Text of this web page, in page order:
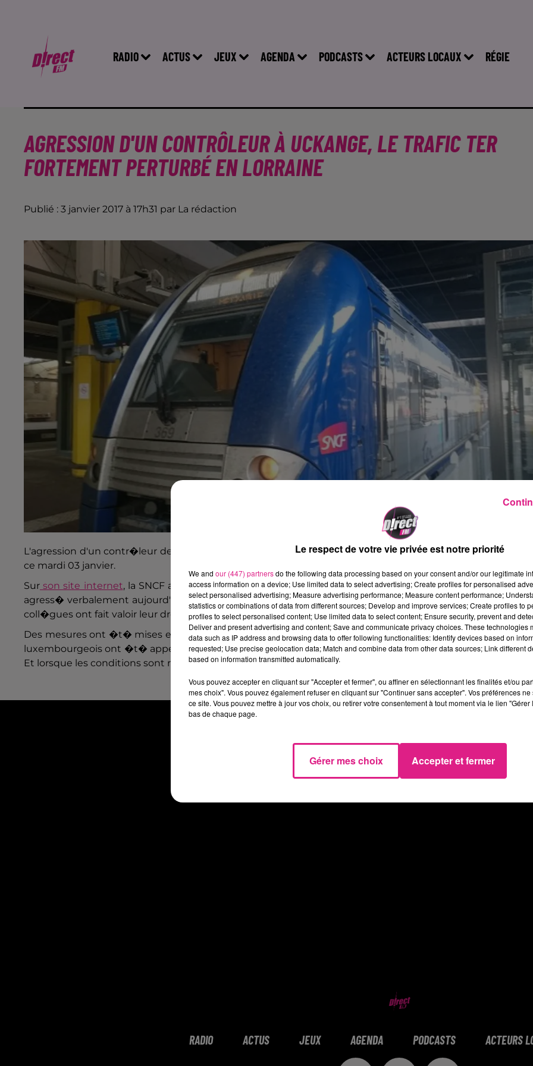
RADIO ACTUS JEUX AGENDA PODCASTS ACTEURS LOCAUX RÉGIE
AGRESSION D'UN CONTRÔLEUR À UCKANGE, LE TRAFIC TER
FORTEMENT PERTURBÉ EN LORRAINE
Publié : 3 janvier 2017 à 17h31 par La rédaction
L'agression d'un contr�leur de train � Uckange entra�ne des perturbations sur le r�seau ferroviaire
ce mardi 03 janvier.
Sur son site internet, la SNCF a fait part de ces perturbations. Selon nos informations, un contr�leur a
agress� verbalement aujourd'hui. Il aurait re�u des menaces de mort de la part d'un client. En soutien,
coll�gues ont fait valoir leur droit de retrait. A 17h, 12 trains �taient supprim�s.
Des mesures ont �t� mises en place pour limiter autant que possible les perturbations. Les chemins de
luxembourgeois ont �t� appel�s pour porter assistance de contr�leurs entre Thionville et le
Et lorsque les conditions sont requises, des trains sans contr�leur sont mis en service.
RADIO ACTUS JEUX AGENDA PODCASTS ACTEURS
Le respect de votre vie privée est notre priorité
We and our (447) partnersdo the following data processing based on your consent and/or our legitimate
access information on a device; Use limited data to select advertising; Create profiles for personalised
select personalised advertising; Measure advertising performance; Measure content performance;
statistics or combinations of data from different sources; Develop and improve services; Create profiles to
profiles to select personalised content; Use limited data to select content; Ensure security, prevent and
Deliver and present advertising and content; Save and communicate privacy choices. These technologies
data such as IP address and browsing data to offer following functionalities: Identify devices based on
requested; Use precise geolocation data; Match and combine data from other data sources; Link different
based on information transmitted automatically.
Vous pouvez accepter en cliquant sur "Accepter et fermer", ou affiner en sélectionnant les finalités et/ou
mes choix". Vous pouvez également refuser en cliquant sur "Continuer sans accepter". Vos préférences
ce site. Vous pouvez mettre à jour vos choix, ou retirer votre consentement à tout moment via le lien
bas de chaque page.
Gérer mes choix Accepter et fermer